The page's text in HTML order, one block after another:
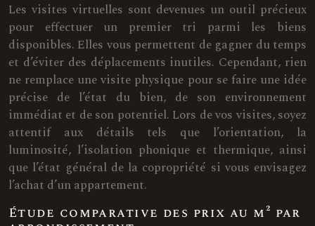
Les visites virtuelles sont devenues un outil précieux
pour effectuer un premier tri parmi les biens
disponibles. Elles vous permettent de gagner du temps
et d’éviter des déplacements inutiles. Cependant, rien
ne remplace une visite physique pour se faire une idée
précise de l’état du bien, de son environnement
immédiat et de son potentiel. Lors de vos visites, soyez
attentif aux détails tels que l’orientation, la
luminosité, l’isolation phonique et thermique, ainsi
que l’état général de la copropriété si vous envisagez
l’achat d’un appartement.
Étude comparative des prix au m² par